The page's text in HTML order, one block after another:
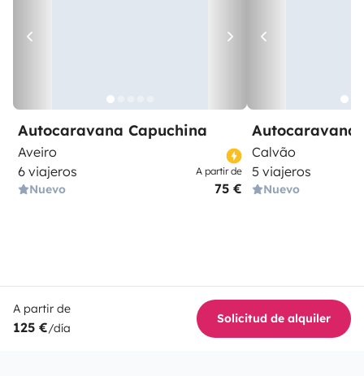
Autocaravana Capuchina
Aveiro
6 viajeros
Nuevo
A partir de
75 €
Autocaravana
Calvão
5 viajeros
Nuevo
A partir de
125 €/día
Solicitud de alquiler